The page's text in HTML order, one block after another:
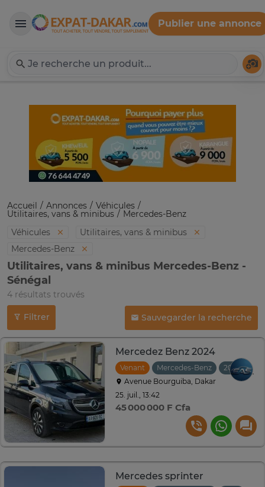
Expat-Dakar
Publier une annonce
Accueil Annonces Véhicules
Utilitaires, vans & minibus
Mercedes-Benz
Véhicules
Utilitaires, vans & minibus
Mercedes-Benz
Utilitaires, vans & minibus Mercedes-Benz -
Sénégal
4 résultats trouvés
Filtrer Sauvegarder la recherche
Mercedez Benz 2024
Venant Mercedes-Benz 2024
Avenue Bourguiba, Dakar
25. juil., 13:42
45 000 000 F Cfa
Mercedes sprinter